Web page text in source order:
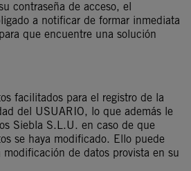
contraseña de acceso, el
a notificar de formar inmediata
que encuentre una solución
facilitados para el registro de la
del USUARIO, lo que además le
Siebla S.L.U. en caso de que
se haya modificado. Ello puede
modificación de datos provista en su